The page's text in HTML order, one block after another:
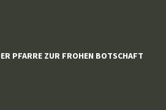
PFARRE ZUR FROHEN BOTSCHAFT